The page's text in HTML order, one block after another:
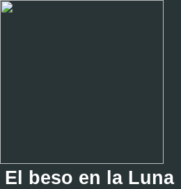
El beso en la Luna